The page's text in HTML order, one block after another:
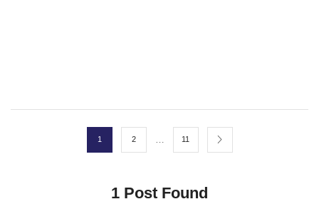
1 2 11
1 Post Found